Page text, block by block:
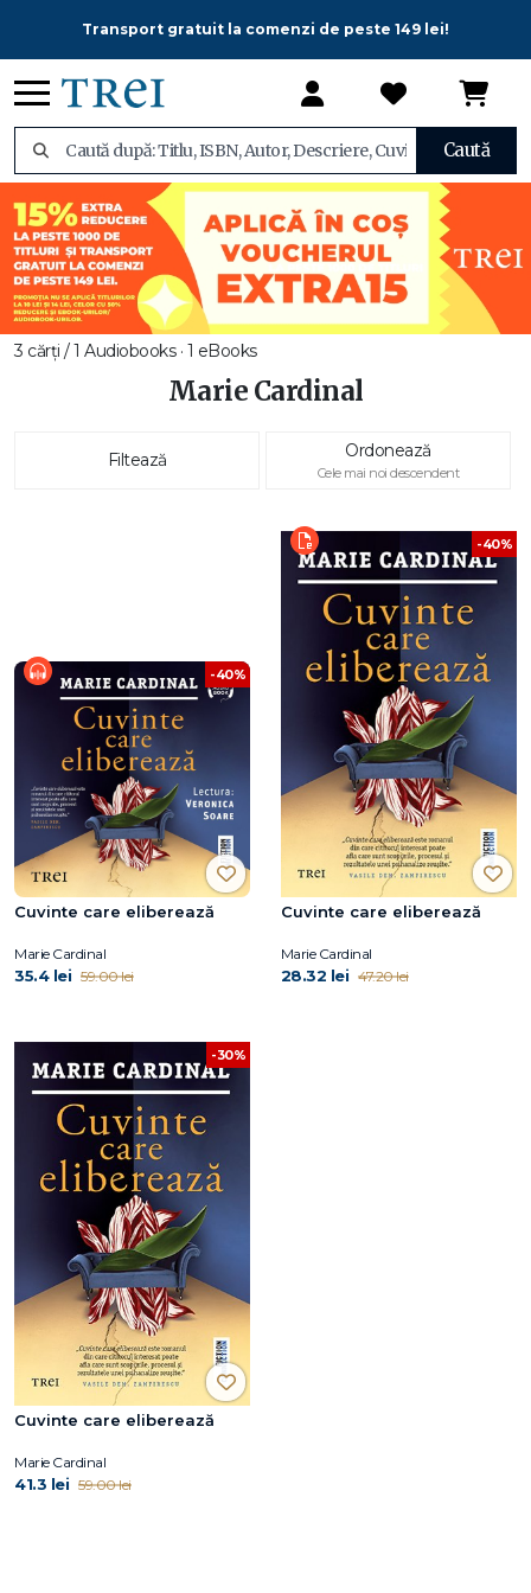
Transport gratuit la comenzi de peste 149 lei!
Caută
3 cărți / 1 Audiobooks · 1 eBooks
Marie Cardinal
Filtează Ordonează
Cele mai noi descendent
-40%
Cuvinte care eliberează
Marie Cardinal
35.4 lei 59.00 lei
-40%
Cuvinte care eliberează
Marie Cardinal
28.32 lei 47.20 lei
-30%
Cuvinte care eliberează
Marie Cardinal
41.3 lei 59.00 lei